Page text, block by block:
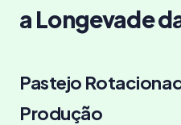
a Longevade
Pastejo
Produção